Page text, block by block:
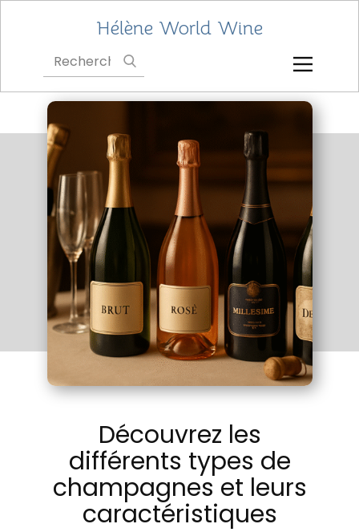
Hélène World Wine
Découvrez les
différents types de
champagnes et leurs
caractéristiques